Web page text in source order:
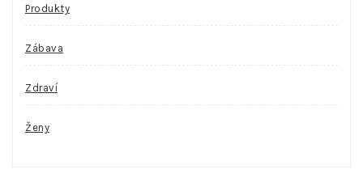
Produkty
Zábava
Zdraví
Ženy